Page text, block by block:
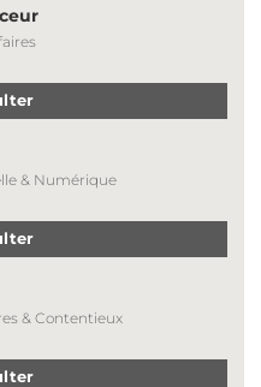
& Numérique
& Contentieux